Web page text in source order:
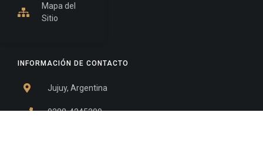
INFORMACIÓN DE CONTACTO
Jujuy, Argentina
0388-4245300
Mapa del
Sitio